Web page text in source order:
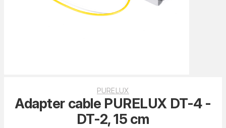
PURELUX
Adapter cable PURELUX DT-4 -
DT-2, 15 cm